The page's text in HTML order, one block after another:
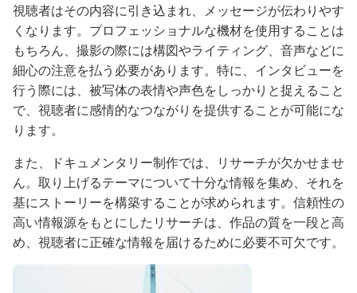
視聴者はその内容に引き込まれ、メッセージが伝わりやす
くなります。プロフェッショナルな機材を使用することは
もちろん、撮影の際には構図やライティング、音声などに
細心の注意を払う必要があります。特に、インタビューを
行う際には、被写体の表情や声色をしっかりと捉えること
で、視聴者に感情的なつながりを提供することが可能にな
ります。
また、ドキュメンタリー制作では、リサーチが欠かせませ
ん。取り上げるテーマについて十分な情報を集め、それを
基にストーリーを構築することが求められます。信頼性の
高い情報源をもとにしたリサーチは、作品の質を一段と高
め、視聴者に正確な情報を届けるために必要不可欠です。